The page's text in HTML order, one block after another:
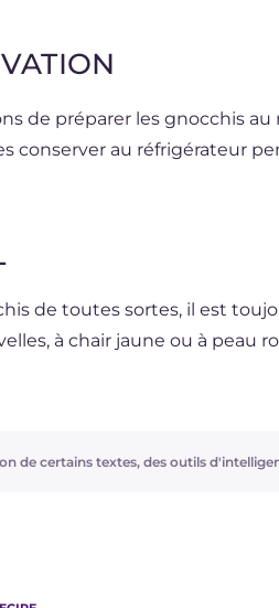
de préparer les gnocchis
conserver au réfrigérateur
de toutes sortes, il est
à chair jaune ou à peau
autre variété !
de certains textes, des outils